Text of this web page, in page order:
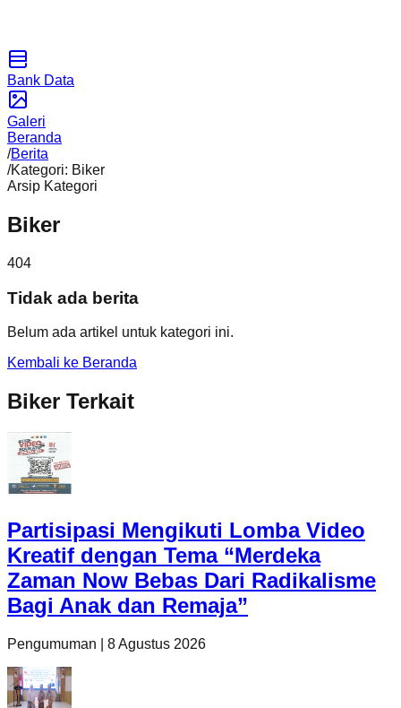
Bank Data
Galeri
Beranda
/Berita
/Kategori: Biker
Arsip Kategori
Biker
404
Tidak ada berita
Belum ada artikel untuk kategori ini.
Kembali ke Beranda
Biker Terkait
Partisipasi Mengikuti Lomba Video
Kreatif dengan Tema “Merdeka
Zaman Now Bebas Dari Radikalisme
Bagi Anak dan Remaja”
Pengumuman 8 Agustus 2026